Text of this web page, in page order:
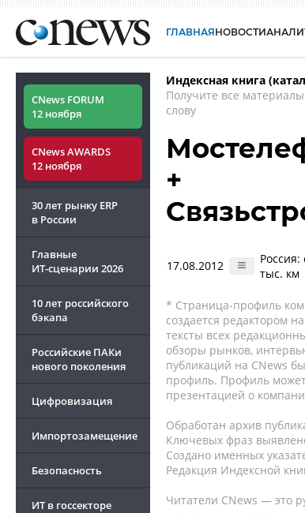
ГЛАВНАЯНОВОСТИ
CNews FORUM
12 ноября
CNews AWARDS
12 ноября
30 лет рынку ERP
в России
Главные
ИТ-сценарии 2026
10 лет российского
бэкапа
Российские ПАКи
нового поколения
Цифровизация
Импортозамещение
Безопасность
ИТ в госсекторе
Индексная книга
Получите все
слову
+
17.08.2012
тыс. км
* Страница-профиль
создается редактором
тексты всех
обзоры рынков,
публикаций на CNews
профиль. Профиль
презентацией о
Обработан архив
Ключевых фраз
Создано именных
Редакция Индексной
Читатели CNews — это